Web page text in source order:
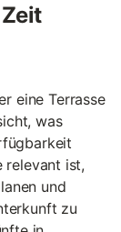
eine Terrasse
was
relevant ist,
und
zu